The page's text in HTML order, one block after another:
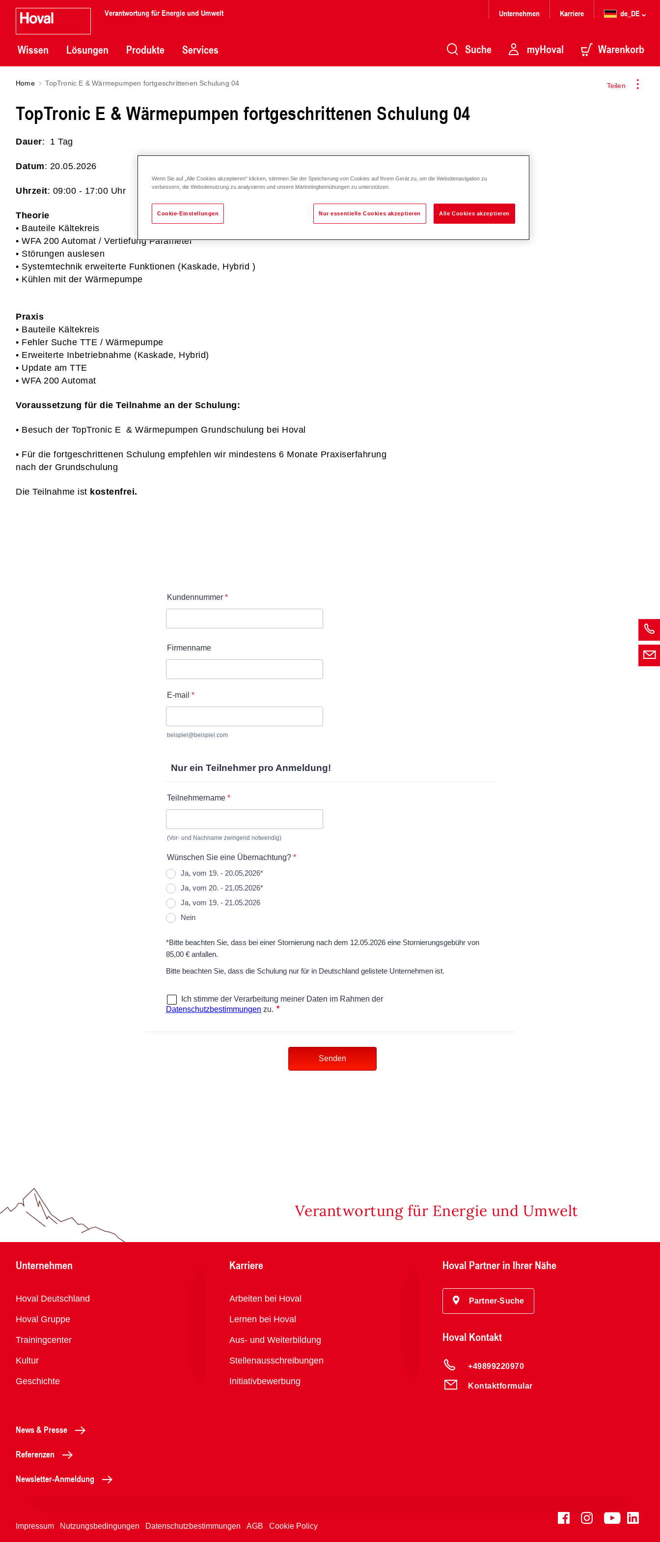
Verantwortung für Energie und Umwelt
Wissen Lösungen Produkte Services
Unternehmen Karriere de_DE
Suche myHoval Warenkorb
Teilen
Home TopTronic E & Wärmepumpen fortgeschrittenen Schulung 04
TopTronic E & Wärmepumpen fortgeschrittenen Schulung 04
Dauer: 1 Tag
Datum: 20.05.2026
Uhrzeit: 09:00 - 17:00 Uhr
Theorie
• Bauteile Kältekreis
• WFA 200 Automat / Vertiefung Parameter
• Störungen auslesen
• Systemtechnik erweiterte Funktionen (Kaskade, Hybrid )
• Kühlen mit der Wärmepumpe
Praxis
• Bauteile Kältekreis
• Fehler Suche TTE / Wärmepumpe
• Erweiterte Inbetriebnahme (Kaskade, Hybrid)
• Update am TTE
• WFA 200 Automat
Voraussetzung für die Teilnahme an der Schulung:
• Besuch der TopTronic E & Wärmepumpen Grundschulung bei Hoval
• Für die fortgeschrittenen Schulung empfehlen wir mindestens 6 Monate Praxiserfahrung
nach der Grundschulung
Die Teilnahme ist kostenfrei.
Verantwortung für Energie und Umwelt
Unternehmen
Übersicht
Hoval Deutschland
Hoval Gruppe
Trainingcenter
Kultur
Geschichte
Karriere
Übersicht
Arbeiten bei Hoval
Lernen bei Hoval
Aus- und Weiterbildung
Stellenausschreibungen
Initiativbewerbung
Hoval Partner in Ihrer Nähe
Partner-Suche
Hoval Kontakt
+49899220970
Kontaktformular
News & Presse
Referenzen
Newsletter-Anmeldung
Impressum Nutzungsbedingungen Datenschutzbestimmungen AGB Cookie Policy
Wenn Sie auf „Alle Cookies akzeptieren“ klicken, stimmen Sie der Speicherung von Cookies auf Ihrem Gerät zu, um die Websitenavigation zu
verbessern, die Websitenutzung zu analysieren und unsere Marketingbemühungen zu unterstützen.
Cookie-Einstellungen Nur essentielle Cookies akzeptieren Alle Cookies akzeptieren